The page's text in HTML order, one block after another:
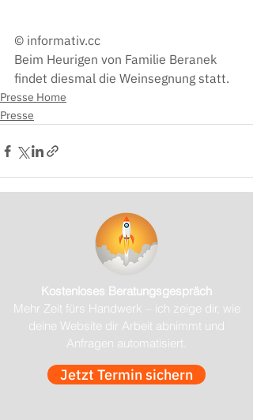
© informativ.cc
Beim Heurigen von Familie Beranek
findet diesmal die Weinsegnung statt.
Presse Home
Presse
Kostenloses Beratungsgespräch
Mehr Zeit fürs Handwerk – ich zeige dir, wie
deine Website dir Arbeit abnimmt und
Anfragen automatisiert.
Jetzt Termin sichern